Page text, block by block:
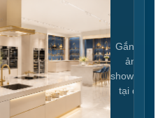
Gắn link
ảnh
showroom
tại đây